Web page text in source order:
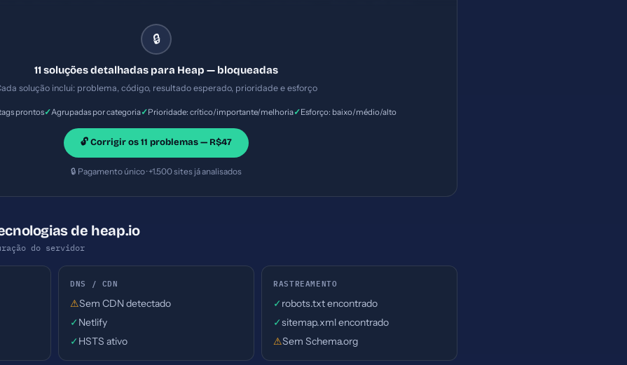
(ideal: 120-160) — Prioridade: Importante — Esforço: Baixo
🔒
11 soluções detalhadas para Heap — bloqueadas
solução inclui: problema, código, resultado esperado, prioridade e esforço
prontos✓Agrupadas por categoria✓Prioridade: crítico/importante/melhoria✓Esforço: baixo/médio/alto
🔓 Corrigir os 11 problemas — R$47
🔒 Pagamento único · +1.500 sites já analisados
de heap.io
do servidor
DNS / CDN
⚠Sem CDN detectado
✓ Netlify
✓ HSTS ativo
RASTREAMENTO
✓ robots.txt encontrado
✓sitemap.xml encontrado
⚠Sem Schema.org